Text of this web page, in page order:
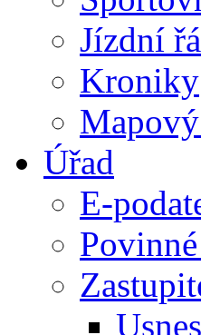
Jízdní
Kroniky
Úřad
E-